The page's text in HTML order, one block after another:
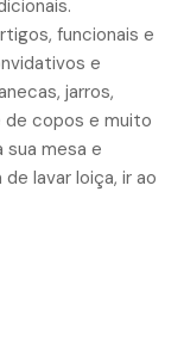
funcionais e
e
jarros,
de copos e muito
sua mesa e
lavar loiça, ir ao